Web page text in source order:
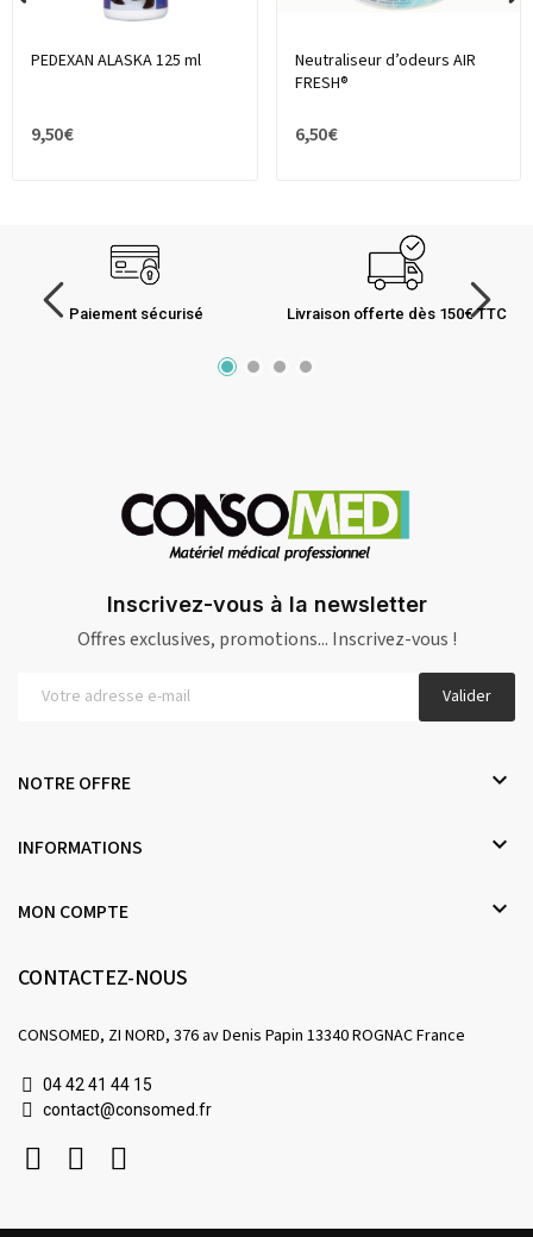
PEDEXAN ALASKA 125 ml
9,50 €
Neutraliseur d’odeurs AIR
FRESH®
6,50 €
Paiement sécurisé Livraison offerte dès 150€ TTC
Inscrivez-vous à la newsletter
Offres exclusives, promotions... Inscrivez-vous !
Valider
NOTRE OFFRE 
INFORMATIONS 
MON COMPTE 
CONTACTEZ-NOUS
CONSOMED, ZI NORD, 376 av Denis Papin 13340 ROGNAC France
04 42 41 44 15
contact@consomed.fr